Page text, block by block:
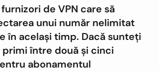
de VPN care să
unui număr nelimitat
în același timp. Dacă sunteți
între două și cinci
abonamentul